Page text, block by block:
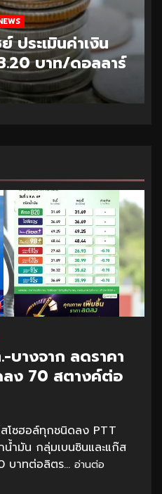
ประเมินค่าเงิน
บาท/ดอลลาร์
บางจาก ลดราคา
ง 70 สตางค์ต่อ
โซฮอล์ทุกชนิดลง PTT
ำมัน กลุ่มเบนซินและแก๊ส
บาทต่อลิตร... อ่านต่อ